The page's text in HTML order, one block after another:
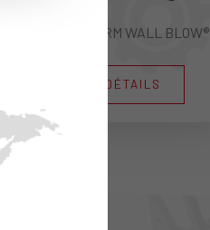
POLITERM WALL BLOW®
DÉTAILS